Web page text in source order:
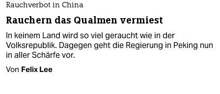
Rauchverbot in China
Rauchern das Qualmen vermiest
In keinem Land wird so viel geraucht wie in der
Volksrepublik. Dagegen geht die Regierung in Peking nun
in aller Schärfe vor.
Von Felix Lee